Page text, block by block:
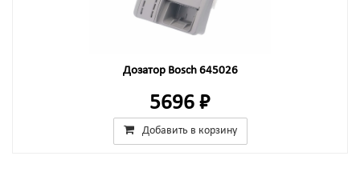
Дозатор Bosch 645026
5696 ₽
Добавить в корзину